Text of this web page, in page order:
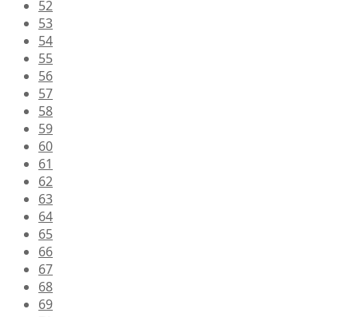
52
53
54
55
56
57
58
59
60
61
62
63
64
65
66
67
68
69